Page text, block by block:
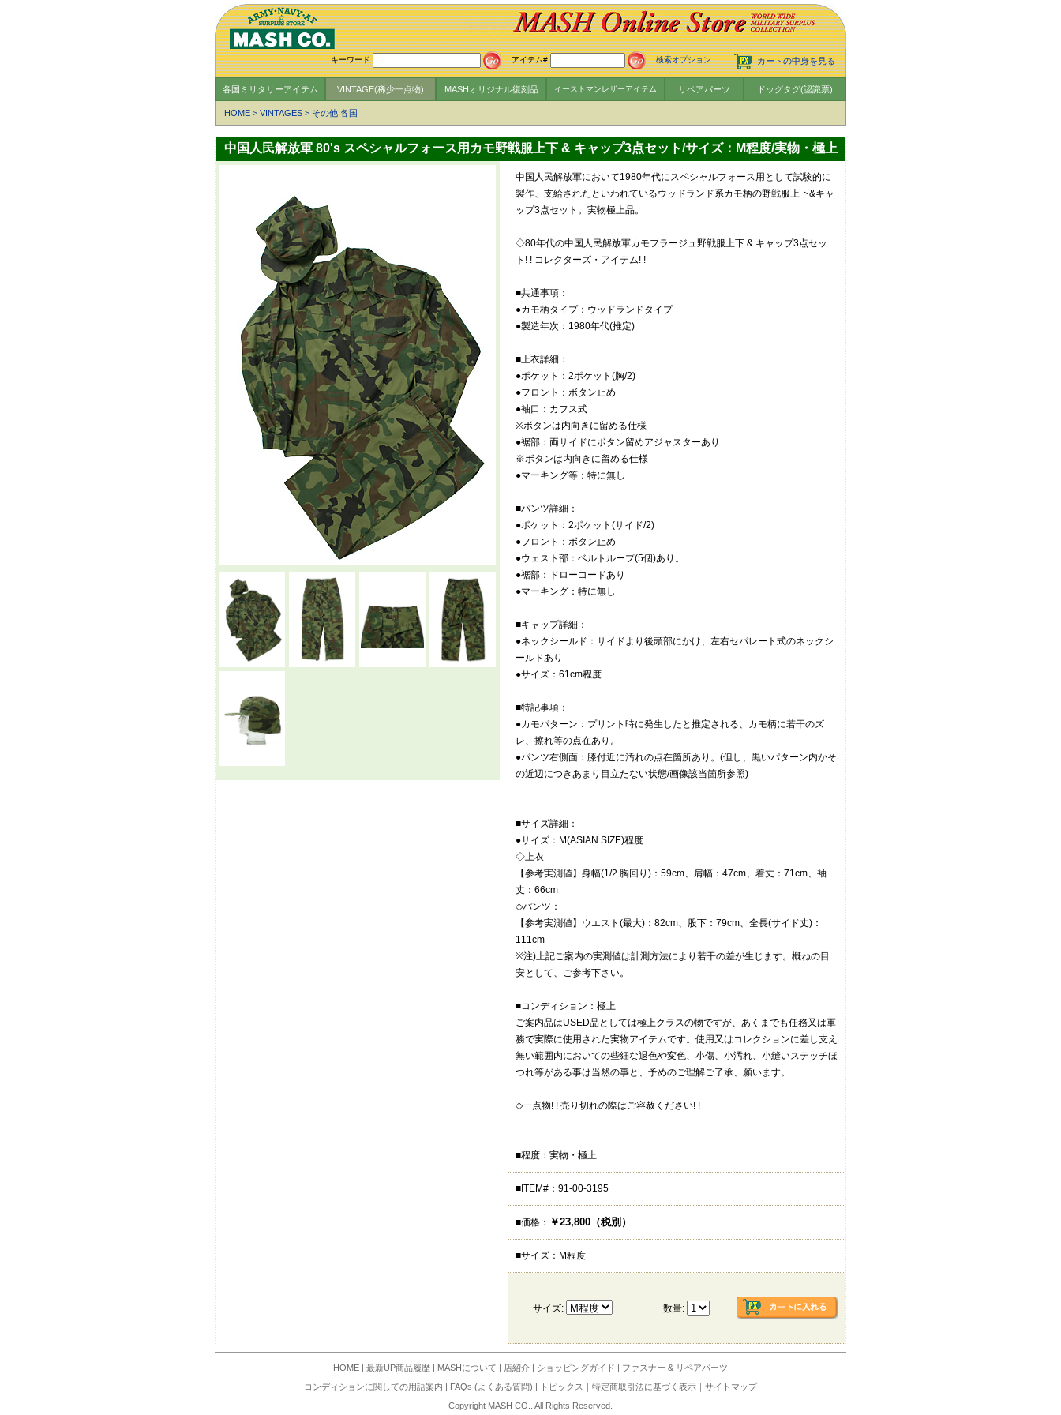
カートの中身を見る
キーワード アイテム# 検索オプション
各国ミリタリーアイテム VINTAGE(稀少一点物) MASHオリジナル復刻品 イーストマンレザーアイテム リペアパーツ ドッグタグ(認識票)
HOME > VINTAGES > その他 各国
中国人民解放軍 80's スペシャルフォース用カモ野戦服上下 & キャップ3点セット/サイズ：M程度/実物・極上
中国人民解放軍において1980年代にスペシャルフォース用として試験的に
製作、支給されたといわれているウッドランド系カモ柄の野戦服上下&キャ
ップ3点セット。実物極上品。
◇80年代の中国人民解放軍カモフラージュ野戦服上下 & キャップ3点セッ
ト! ! コレクターズ・アイテム! !
■共通事項：
●カモ柄タイプ：ウッドランドタイプ
●製造年次：1980年代(推定)
■上衣詳細：
●ポケット：2ポケット(胸/2)
●フロント：ボタン止め
●袖口：カフス式
※ボタンは内向きに留める仕様
●裾部：両サイドにボタン留めアジャスターあり
※ボタンは内向きに留める仕様
●マーキング等：特に無し
■パンツ詳細：
●ポケット：2ポケット(サイド/2)
●フロント：ボタン止め
●ウェスト部：ベルトループ(5個)あり。
●裾部：ドローコードあり
●マーキング：特に無し
■キャップ詳細：
●ネックシールド：サイドより後頭部にかけ、左右セパレート式のネックシ
ールドあり
●サイズ：61cm程度
■特記事項：
●カモパターン：プリント時に発生したと推定される、カモ柄に若干のズ
レ、擦れ等の点在あり。
●パンツ右側面：膝付近に汚れの点在箇所あり。(但し、黒いパターン内かそ
の近辺につきあまり目立たない状態/画像該当箇所参照)
■サイズ詳細：
●サイズ：M(ASIAN SIZE)程度
◇上衣
【参考実測値】身幅(1/2 胸回り)：59cm、肩幅：47cm、着丈：71cm、袖
丈：66cm
◇パンツ：
【参考実測値】ウエスト(最大)：82cm、股下：79cm、全長(サイド丈)：
111cm
※注)上記ご案内の実測値は計測方法により若干の差が生じます。概ねの目
安として、ご参考下さい。
■コンディション：極上
ご案内品はUSED品としては極上クラスの物ですが、あくまでも任務又は軍
務で実際に使用された実物アイテムです。使用又はコレクションに差し支え
無い範囲内においての些細な退色や変色、小傷、小汚れ、小縫いステッチほ
つれ等がある事は当然の事と、予めのご理解ご了承、願います。
◇一点物! ! 売り切れの際はご容赦ください! !
■程度：実物・極上
■ITEM#：91-00-3195
■価格： ￥23,800（税別）
■サイズ：M程度
サイズ: 数量:
HOME | 最新UP商品履歴 | MASHについて | 店紹介 | ショッピングガイド | ファスナー & リペアパーツ
コンディションに関しての用語案内 | FAQs (よくある質問) | トピックス ｜ 特定商取引法に基づく表示 ｜ サイトマップ
Copyright MASH CO.. All Rights Reserved.